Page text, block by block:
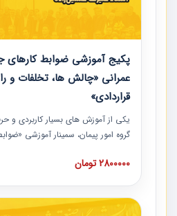
پکیج آموزشی ضوابط کارهای
عمرانی «چالش ها، تخلفات و
قراردادی»
یکی از آموزش‏‏‏‏‏‏ های بسیار کاربردی و
گروه امور پیمان، سمینار آموزشی
های عمرانی» چالش ها، تخلفات و
است که در محل سندیکای شرکت های
مدارک پیمان به همراه تجربیات عملی
2800000 تومان